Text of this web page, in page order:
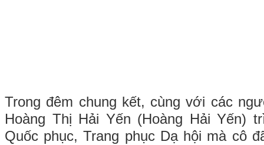
Trong đêm chung kết, cùng với các
Hoàng Thị Hải Yến (Hoàng Hải Yến)
Quốc phục, Trang phục Dạ hội mà cô